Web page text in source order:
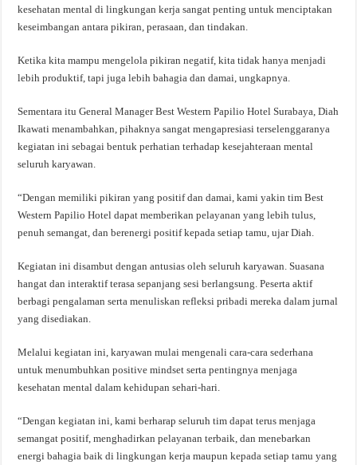
kesehatan mental di lingkungan kerja sangat penting untuk menciptakan
keseimbangan antara pikiran, perasaan, dan tindakan.
Ketika kita mampu mengelola pikiran negatif, kita tidak hanya menjadi
lebih produktif, tapi juga lebih bahagia dan damai, ungkapnya.
Sementara itu General Manager Best Western Papilio Hotel Surabaya, Diah
Ikawati menambahkan, pihaknya sangat mengapresiasi terselenggaranya
kegiatan ini sebagai bentuk perhatian terhadap kesejahteraan mental
seluruh karyawan.
“Dengan memiliki pikiran yang positif dan damai, kami yakin tim Best
Western Papilio Hotel dapat memberikan pelayanan yang lebih tulus,
penuh semangat, dan berenergi positif kepada setiap tamu, ujar Diah.
Kegiatan ini disambut dengan antusias oleh seluruh karyawan. Suasana
hangat dan interaktif terasa sepanjang sesi berlangsung. Peserta aktif
berbagi pengalaman serta menuliskan refleksi pribadi mereka dalam jurnal
yang disediakan.
Melalui kegiatan ini, karyawan mulai mengenali cara-cara sederhana
untuk menumbuhkan positive mindset serta pentingnya menjaga
kesehatan mental dalam kehidupan sehari-hari.
“Dengan kegiatan ini, kami berharap seluruh tim dapat terus menjaga
semangat positif, menghadirkan pelayanan terbaik, dan menebarkan
energi bahagia baik di lingkungan kerja maupun kepada setiap tamu yang